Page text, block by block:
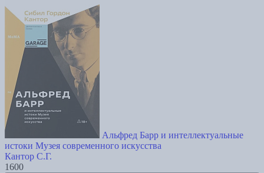
Альфред Барр и интеллектуальные
истоки Музея современного искусства
Кантор С.Г.
1600